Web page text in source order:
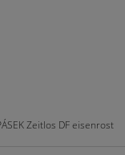
Zeitlos DF eisenrost